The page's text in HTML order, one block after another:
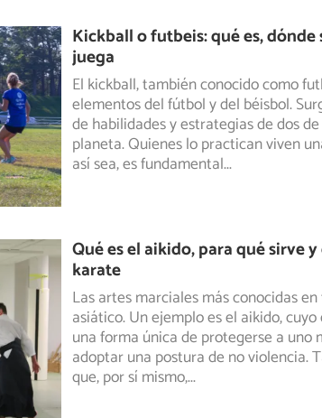
Kickball o futbeis: qué es,
juega
El kickball, también conocido como
elementos del fútbol y del béisbol.
de habilidades y estrategias de dos
planeta. Quienes lo practican viven
así sea, es fundamental...
Qué es el aikido, para qué sirve
karate
Las artes marciales más conocidas
asiático. Un ejemplo es el aikido,
una forma única de protegerse a uno
adoptar una postura de no violencia.
que, por sí mismo,...